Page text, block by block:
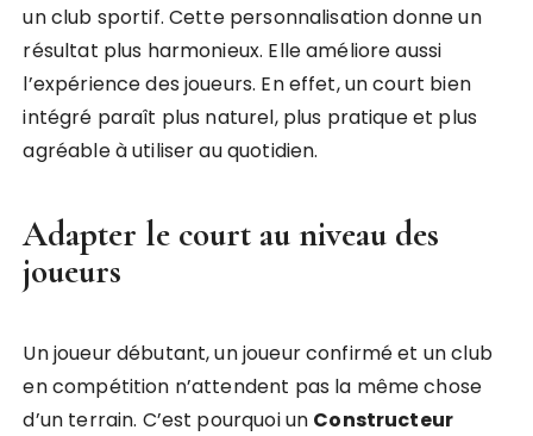
un club sportif. Cette personnalisation donne un
résultat plus harmonieux. Elle améliore aussi
l’expérience des joueurs. En effet, un court bien
intégré paraît plus naturel, plus pratique et plus
agréable à utiliser au quotidien.
Adapter le court au niveau des
joueurs
Un joueur débutant, un joueur confirmé et un club
en compétition n’attendent pas la même chose
d’un terrain. C’est pourquoi un Constructeur